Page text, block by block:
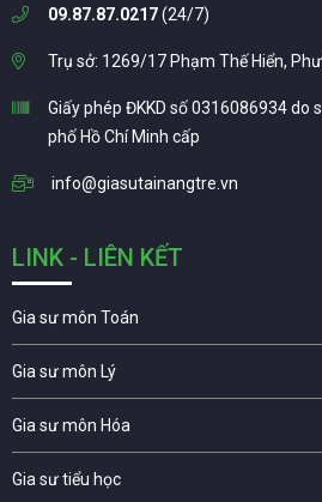
09.87.87.0217(24/7)
Trụ sở: 1269/17 Phạm Thế Hiển,
Giấy phép ĐKKD số 0316086934 do
phố Hồ Chí Minh cấp
info@giasutainangtre.vn
LINK - LIÊN KẾT
Gia sư môn Toán
Gia sư môn Lý
Gia sư môn Hóa
Gia sư tiểu học